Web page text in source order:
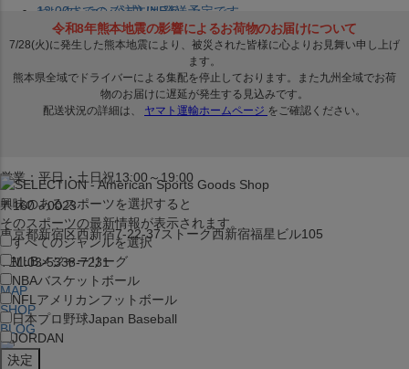
セレクション公式LINE@
営業：平日・土日祝13:00～19:00
〒160－0023
東京都新宿区西新宿7-22-37ストーク西新宿福星ビル105
TEL:03-5338-7231
MAP
SHOP
BLOG
12:00までのご注文は発送予定です。
在庫品は 1-3営業日内で発送!! ※お取寄せ商品は対象外
興味のあるスポーツを選択すると
そのスポーツの最新情報が表示されます。
すべてのジャンルを選択
MLBメジャーリーグ
NBAバスケットボール
NFL アメリカンフットボール
日本プロ野球Japan Baseball
JORDAN